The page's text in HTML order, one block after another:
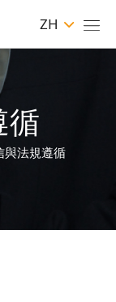
ZH
循
與法規遵循